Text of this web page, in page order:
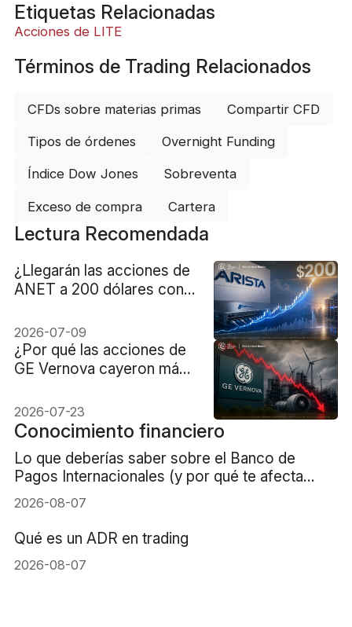
Etiquetas Relacionadas
Acciones de LITE
Términos de Trading Relacionados
CFDs sobre materias primas Compartir CFD
Tipos de órdenes Overnight Funding
Índice Dow Jones Sobreventa
Exceso de compra Cartera
Lectura Recomendada
¿Llegarán las acciones de
ANET a 200 dólares con
2026-07-09
¿Por qué las acciones de
GE Vernova cayeron más
2026-07-23
Conocimiento financiero
Lo que deberías saber sobre el Banco de
Pagos Internacionales (y por qué te afecta
directamente)
2026-08-07
Qué es un ADR en trading
2026-08-07